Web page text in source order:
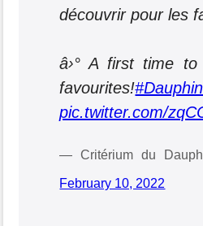
découvrir pour les
â›° A first time
favourites!
pic.twitter.com/
— Critérium du
February 10, 2022